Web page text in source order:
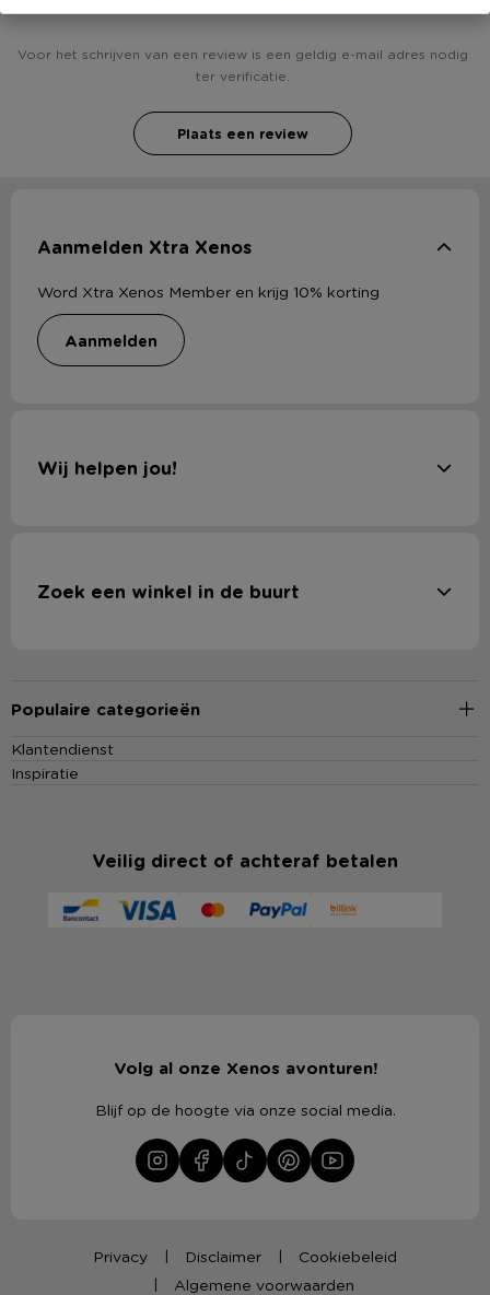
Voor het schrijven van een review is een geldig e-mail adres nodig
ter verificatie.
Plaats een review
Aanmelden Xtra Xenos
Word Xtra Xenos Member en krijg 10% korting
aanmelden
Wij helpen jou!
Zoek een winkel in de buurt
Populaire categorieën
Klantendienst
Inspiratie
Veilig direct of achteraf betalen
Volg al onze Xenos avonturen!
Blijf op de hoogte via onze social media.
Privacy Disclaimer
Cookiebeleid
Algemene voorwaarden